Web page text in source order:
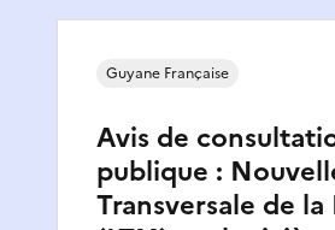
Avis de
publique :
Transversale de la
Guyane Française